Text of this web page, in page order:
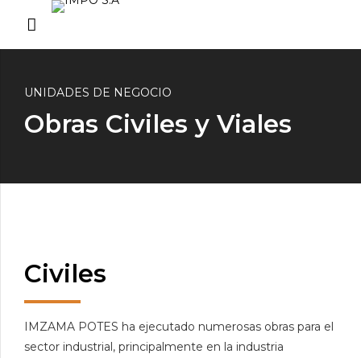
UNIDADES DE NEGOCIO
Obras Civiles y Viales
Civiles
IMZAMA POTES ha ejecutado numerosas obras para el
sector industrial, principalmente en la industria